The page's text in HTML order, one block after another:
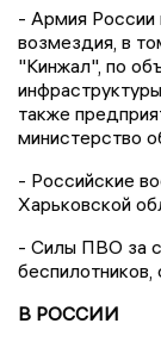
- Армия России
возмездия, в
"Кинжал", по
также
министерство
- Российские
Харьковской
- Силы ПВО за
В РОССИИ